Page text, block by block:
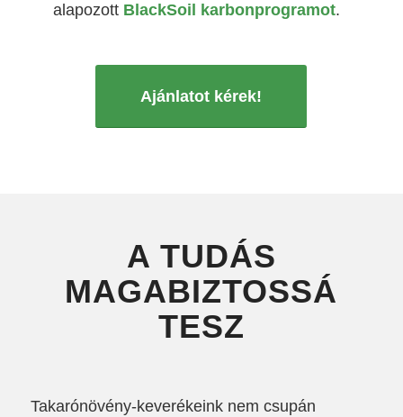
alapozott BlackSoil karbonprogramot.
Ajánlatot kérek!
A TUDÁS
MAGABIZTOSSÁ
TESZ
Takarónövény-keverékeink nem csupán